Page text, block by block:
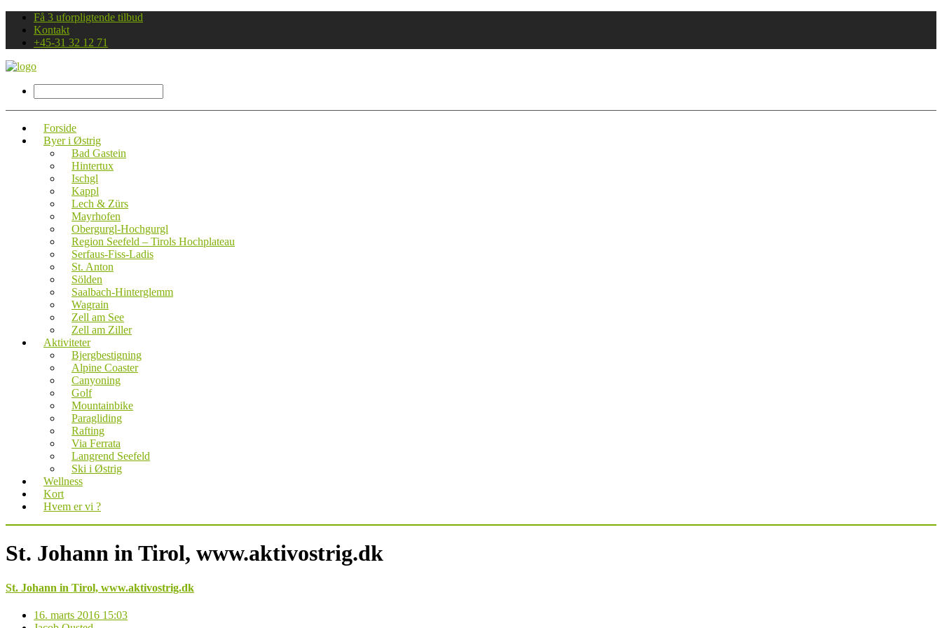
Få 3 uforpligtende tilbud
Kontakt
+45-31 32 12 71
Forside
Byer i Østrig
Bad Gastein
Hintertux
Ischgl
Kappl
Lech & Zürs
Mayrhofen
Obergurgl-Hochgurgl
Region Seefeld – Tirols Hochplateau
Serfaus-Fiss-Ladis
St. Anton
Sölden
Saalbach-Hinterglemm
Wagrain
Zell am See
Zell am Ziller
Aktiviteter
Bjergbestigning
Alpine Coaster
Canyoning
Golf
Mountainbike
Paragliding
Rafting
Via Ferrata
Langrend Seefeld
Ski i Østrig
Wellness
Kort
Hvem er vi ?
St. Johann in Tirol, www.aktivostrig.dk
St. Johann in Tirol, www.aktivostrig.dk
16. marts 2016 15:03